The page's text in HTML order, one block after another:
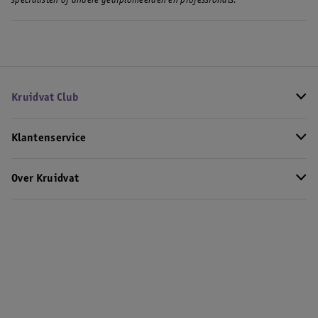
Kruidvat Club
Klantenservice
Over Kruidvat